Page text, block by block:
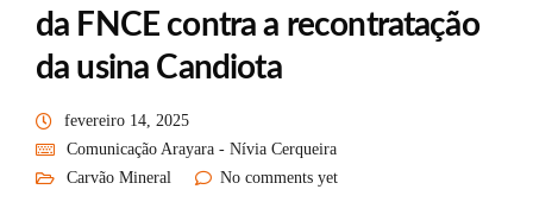
da FNCE contra a recontratação
da usina Candiota
fevereiro 14, 2025
Comunicação Arayara - Nívia Cerqueira
Carvão Mineral
No comments yet